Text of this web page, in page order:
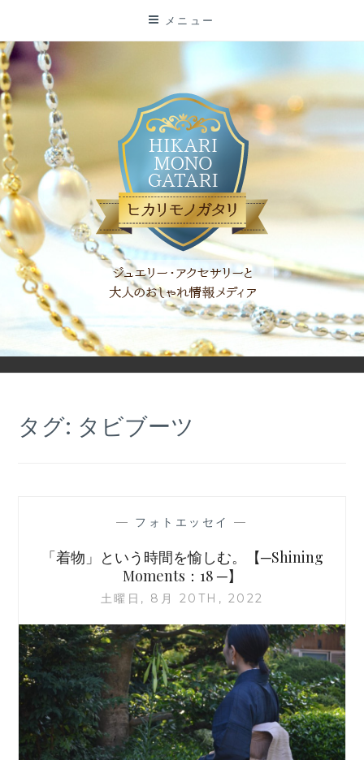
テ
ン
ツ
に
ス
キ
ッ
プ
メニュー
「ヒカリモノガタリ」は、ジュエリー・アクセサリーを愛し、コ
ーディネイトを楽しむ大人世代のためのWEBメディアです。 お
役立ち情報やコラムで大人のおしゃれを応援します。
タグ: タビブーツ
— フォトエッセイ —
「着物」という時間を愉しむ。【─Shining
Moments：18 ─】
土曜日, 8月 20TH, 2022